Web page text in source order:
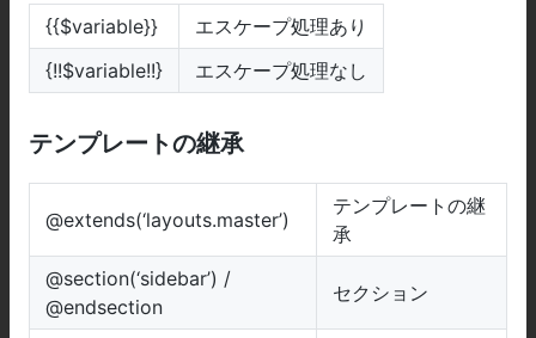
{{$variable}}
エスケープ処理あり
{!!$variable!!}
エスケープ処理なし
テンプレートの継承
@extends(‘layouts.master’)
テンプレートの継
承
@section(‘sidebar’) /
@endsection
セクション